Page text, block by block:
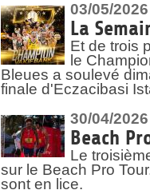
03/05/2026
La
Et de trois
le
Bleues a soulevé
finale d'Eczacibasi
30/04/2026
Beach
Le
sur le Beach Pro
sont en lice.